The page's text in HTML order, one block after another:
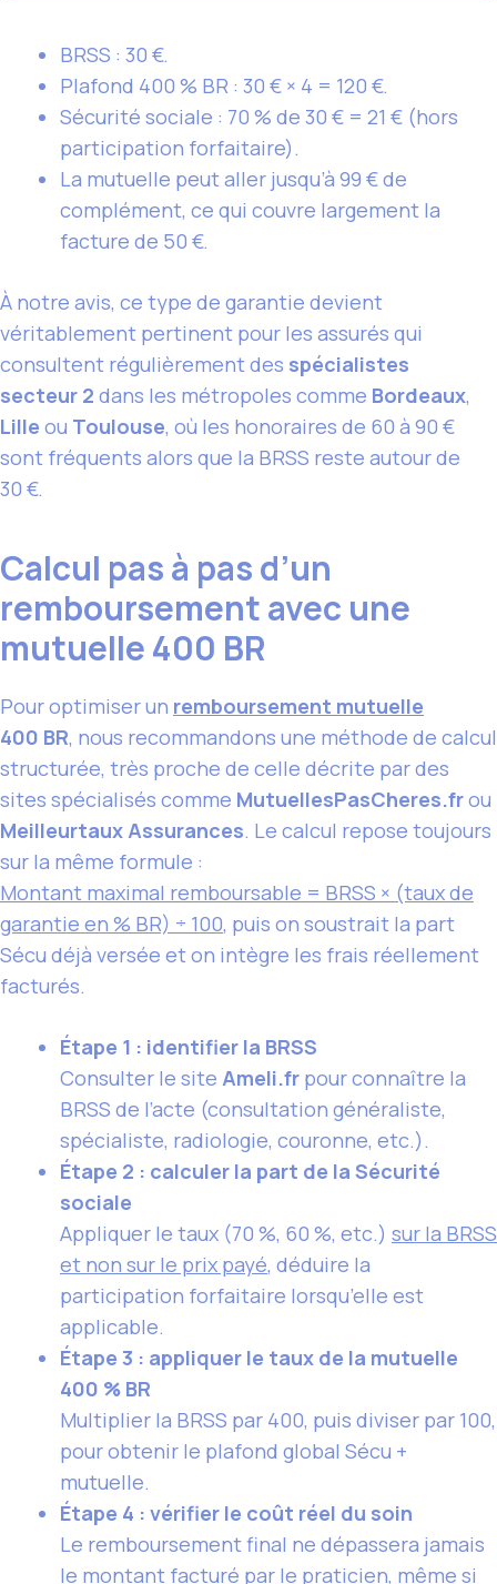
BRSS : 30 €.
Plafond 400 % BR : 30 € × 4 = 120 €.
Sécurité sociale : 70 % de 30 € = 21 € (hors
participation forfaitaire).
La mutuelle peut aller jusqu’à 99 € de
complément, ce qui couvre largement la
facture de 50 €.
À notre avis, ce type de garantie devient
véritablement pertinent pour les assurés qui
consultent régulièrement des spécialistes
secteur 2 dans les métropoles comme Bordeaux,
Lille ou Toulouse, où les honoraires de 60 à 90 €
sont fréquents alors que la BRSS reste autour de
30 €.
Calcul pas à pas d’un
remboursement avec une
mutuelle 400 BR
Pour optimiser un remboursement mutuelle
400 BR, nous recommandons une méthode de calcul
structurée, très proche de celle décrite par des
sites spécialisés comme MutuellesPasCheres.frou
Meilleurtaux Assurances. Le calcul repose toujours
sur la même formule :
Montant maximal remboursable = BRSS × (taux de
garantie en % BR) ÷ 100, puis on soustrait la part
Sécu déjà versée et on intègre les frais réellement
facturés.
Étape 1 : identifier la BRSS
Consulter le site Ameli.fr pour connaître la
BRSS de l’acte (consultation généraliste,
spécialiste, radiologie, couronne, etc.).
Étape 2 : calculer la part de la Sécurité
sociale
Appliquer le taux (70 %, 60 %, etc.) sur la BRSS
et non sur le prix payé, déduire la
participation forfaitaire lorsqu’elle est
applicable.
Étape 3 : appliquer le taux de la mutuelle
400 % BR
Multiplier la BRSS par 400, puis diviser par 100,
pour obtenir le plafond global Sécu +
mutuelle.
Étape 4 : vérifier le coût réel du soin
Le remboursement final ne dépassera jamais
le montant facturé par le praticien, même si